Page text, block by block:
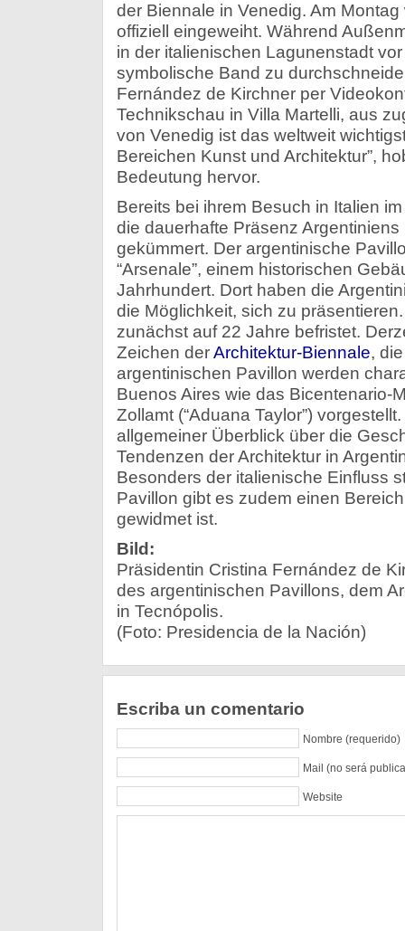
der Biennale in Venedig. Am
offiziell eingeweiht. Während
in der italienischen Lagunenstadt
symbolische Band zu
Fernández de Kirchner per
Technikschau in Villa Martelli, aus
von Venedig ist das weltweit
Bereichen Kunst und Architektur”,
Bedeutung hervor.
Bereits bei ihrem Besuch in Italien
die dauerhafte Präsenz
gekümmert. Der argentinische
“Arsenale”, einem historischen
Jahrhundert. Dort haben die
die Möglichkeit, sich zu
zunächst auf 22 Jahre befristet.
Zeichen derArchitektur-Biennale,
argentinischen Pavillon werden
Buenos Aires wie das Bicentenario-
Zollamt (“Aduana Taylor”)
allgemeiner Überblick über die
Tendenzen der Architektur in
Besonders der italienische Einfluss
Pavillon gibt es zudem einen
gewidmet ist.
Bild:
Präsidentin Cristina Fernández de
des argentinischen Pavillons, dem
in Tecnópolis.
(Foto: Presidencia de la Nación)
Escriba un comentario
Nombre (requerido)
Mail (no será
Website